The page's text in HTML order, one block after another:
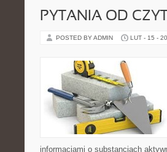
PYTANIA OD
POSTED BY ADMIN LUT - 15 -
informacjami o substancjach